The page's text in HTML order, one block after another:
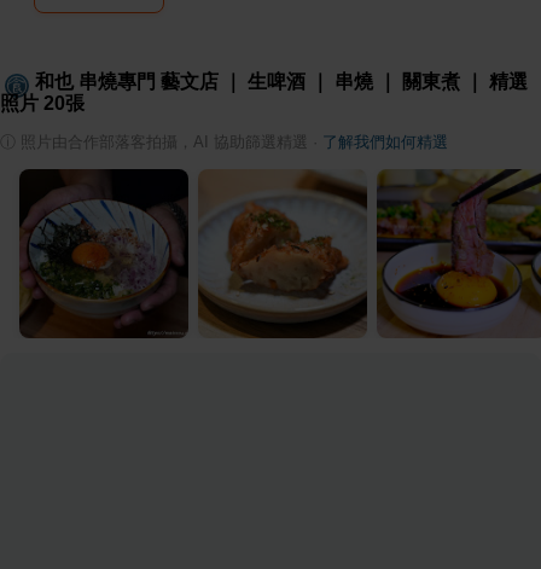
和也 串燒專門 藝文店 ｜ 生啤酒 ｜ 串燒 ｜ 關東煮 ｜
精選
照片 20張
照片由合作部落客拍攝，AI 協助篩選精選 了解我們如何精選